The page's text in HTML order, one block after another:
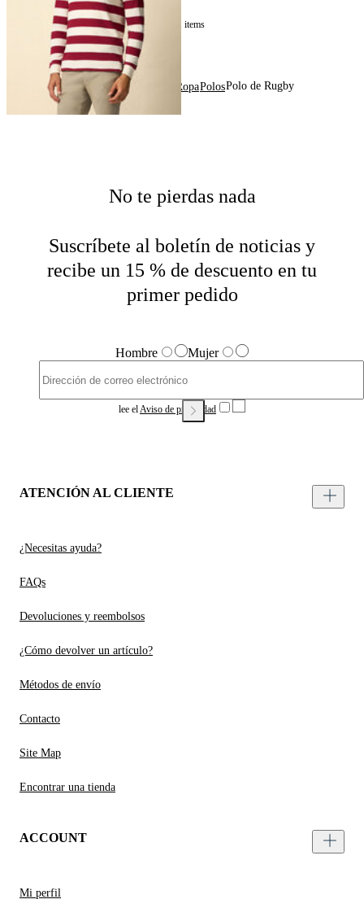
items
Home RopaPolosPolo de Rugby
No te pierdas nada
Suscríbete al boletín de noticias y
recibe un 15 % de descuento en tu
primer pedido
Hombre Mujer
lee elAviso de privacidad
ATENCIÓN AL CLIENTE
¿Necesitas ayuda?
FAQs
Devoluciones y reembolsos
¿Cómo devolver un artículo?
Métodos de envío
Contacto
Site Map
Encontrar una tienda
ACCOUNT
Mi perfil